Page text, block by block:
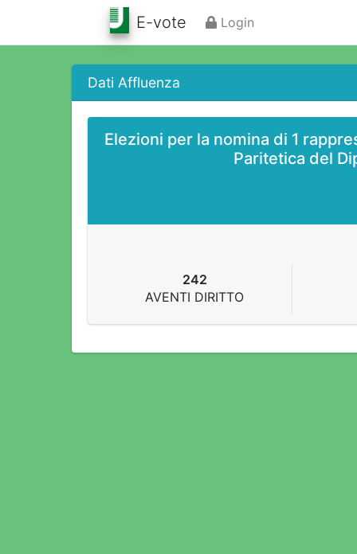
E-vote Login
Dati Affluenza
Elezioni per la nomina di 1
Paritetica del
242
AVENTI DIRITTO